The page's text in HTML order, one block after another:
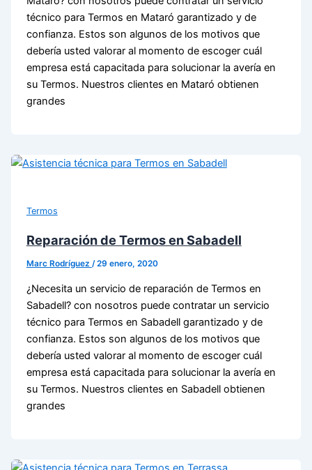
técnico para Termos en Mataró garantizado y de
confianza. Estos son algunos de los motivos que
debería usted valorar al momento de escoger cuál
empresa está capacitada para solucionar la avería en
su Termos. Nuestros clientes en Mataró obtienen
grandes
Termos
Reparación de Termos en Sabadell
Marc Rodríguez /29 enero, 2020
¿Necesita un servicio de reparación de Termos en
Sabadell? con nosotros puede contratar un servicio
técnico para Termos en Sabadell garantizado y de
confianza. Estos son algunos de los motivos que
debería usted valorar al momento de escoger cuál
empresa está capacitada para solucionar la avería en
su Termos. Nuestros clientes en Sabadell obtienen
grandes